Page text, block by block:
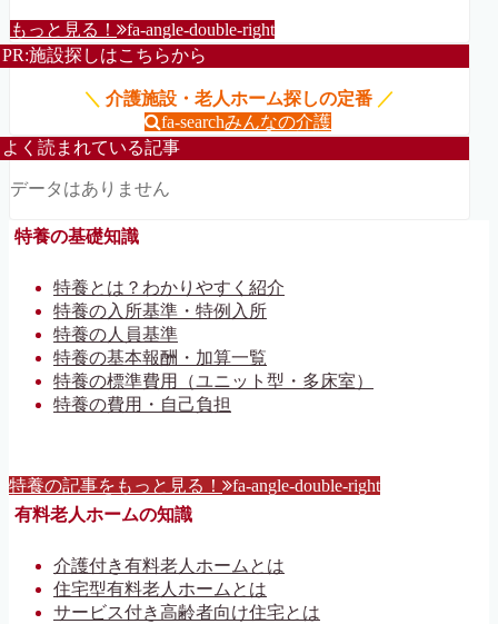
もっと見る！ fa-angle-double-right
PR:施設探しはこちらから
＼ 介護施設・老人ホーム探しの定番 ／
fa-searchみんなの介護
よく読まれている記事
データはありません
特養の基礎知識
特養とは？わかりやすく紹介
特養の入所基準・特例入所
特養の人員基準
特養の基本報酬・加算一覧
特養の標準費用（ユニット型・多床室）
特養の費用・自己負担
特養の記事をもっと見る！ fa-angle-double-right
有料老人ホームの知識
介護付き有料老人ホームとは
住宅型有料老人ホームとは
サービス付き高齢者向け住宅とは